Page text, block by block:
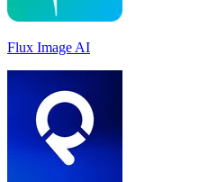
Flux Image AI